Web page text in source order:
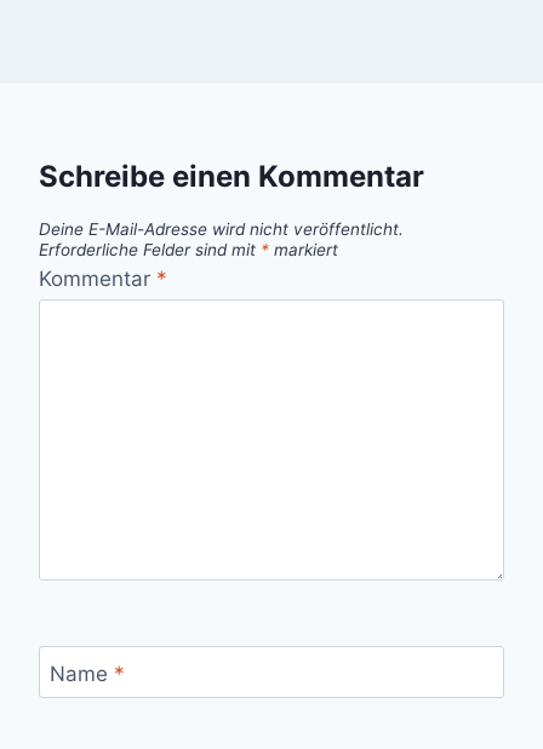
Schreibe einen Kommentar
Deine E-Mail-Adresse wird nicht veröffentlicht.
Erforderliche Felder sind mit * markiert
Kommentar *
Name *